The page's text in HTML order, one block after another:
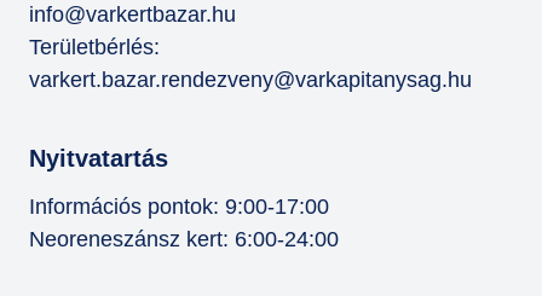
info@varkertbazar.hu
Területbérlés:
varkert.bazar.rendezveny@varkapitanysag.hu
Nyitvatartás
Információs pontok: 9:00-17:00
Neoreneszánsz kert: 6:00-24:00